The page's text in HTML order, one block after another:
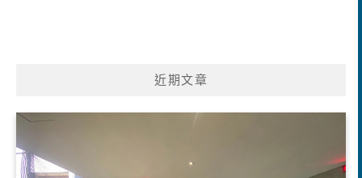
近期文章